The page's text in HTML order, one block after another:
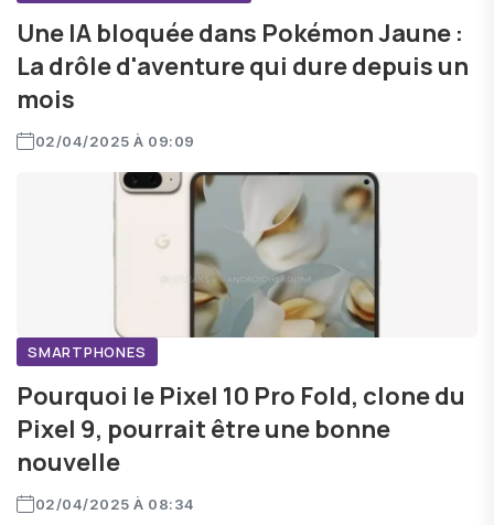
Une IA bloquée dans Pokémon Jaune :
La drôle d'aventure qui dure depuis un
mois
02/04/2025 À 09:09
SMARTPHONES
Pourquoi le Pixel 10 Pro Fold, clone du
Pixel 9, pourrait être une bonne
nouvelle
02/04/2025 À 08:34